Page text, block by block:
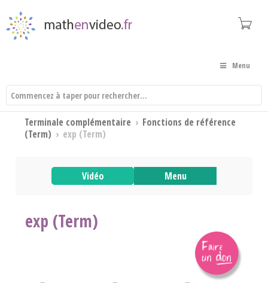
Menu
Terminale complémentaire › Fonctions de référence
(Term) › exp (Term)
Vidéo Menu
exp (Term)